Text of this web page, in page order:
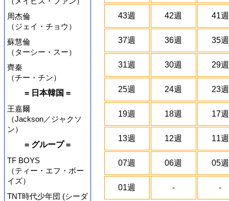
周杰倫
（ジェイ・チョウ）
蘇慧倫
（ターシー・スー）
齊秦
（チー・チン）
= 日本韓国 =
王嘉爾
（Jackson／ジャクソ
ン）
= グループ =
TF BOYS
（ティー・エフ・ボー
イズ）
TNT時代少年団 (シーダ
43週 42週 41週
37週 36週 35週
31週 30週 29週
25週 24週 23週
19週 18週 17週
13週 12週 11週
07週 06週 05週
01週 - -